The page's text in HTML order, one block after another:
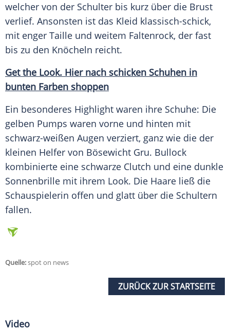
welcher von der Schulter bis kurz über die Brust
verlief. Ansonsten ist das Kleid klassisch-schick,
mit enger Taille und weitem Faltenrock, der fast
bis zu den Knöcheln reicht.
Get the Look. Hier nach schicken Schuhen in
bunten Farben shoppen
Ein besonderes Highlight waren ihre Schuhe: Die
gelben Pumps waren vorne und hinten mit
schwarz-weißen Augen verziert, ganz wie die der
kleinen Helfer von Bösewicht Gru. Bullock
kombinierte eine schwarze Clutch und eine dunkle
Sonnenbrille mit ihrem Look. Die Haare ließ die
Schauspielerin offen und glatt über die Schultern
fallen.
Quelle:spot on news
ZURÜCK ZUR STARTSEITE
Video